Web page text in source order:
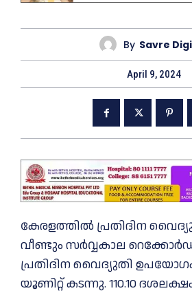
By Savre
April 9, 2024
കേരളത്തിൽ പ്രതിദിന
വീണ്ടും സർവ്വകാല
പ്രതിദിന വൈദ്യുതി ഉപയോഗം
യൂണിറ്റ് കടന്നു. 110.10